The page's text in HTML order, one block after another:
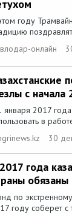
году
онлайн
с начала
января 2017 года
в
30
года
по экстренному
году соберет